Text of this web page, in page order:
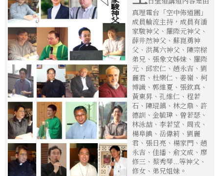
真理電台「空中佈道團」
成員輪流主持，成員有潘
家駿神父、羅際元神父、
薛井然神父、蘇崑勇神
父、洪萬六神父、陳宗樑
弟兄、張象文姊妹、羅際
元、邱宏仁、趙永吉、劉
麗君、杜樂仁、姜嶺、柯
博識、郭維夏、張欽真、
黃東昇、孔維仁、程若
石、陳琨鎮、林之鼎、許
德訓、金毓瑋、曾若瑟、
林泳喆、李若望、周戎、
楊阜錪、岳偉莉、劉麗
君、張日亮、楊家門、趙
永吉、佳播、俞文成、廖
修三、蔡秀琴...等神父、
修女、弟兄姐妹。